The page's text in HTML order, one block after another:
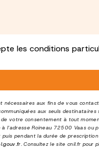
les conditions
nécessaires aux fins de vous
aux seuls
votre consentement à tout
l'adresse Roineau 72500 Vaas
pendant la durée de
. Consultez le site cnil.fr pour